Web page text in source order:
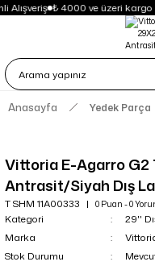
Alışveriş ₺ 4000 ve üzeri kargo
Anasayfa Yedek Parça
Vittoria E-Agarro G2
Antrasit/Siyah Dış
T SHM 11A00333 0 Puan - 0
Kategori 29''
Marka
Stok Durumu